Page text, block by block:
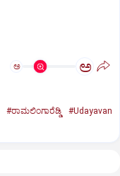
ಅ ಅ
#ರಾಮಲಿಂಗಾರೆಡ್ಡಿ
#Udayavan